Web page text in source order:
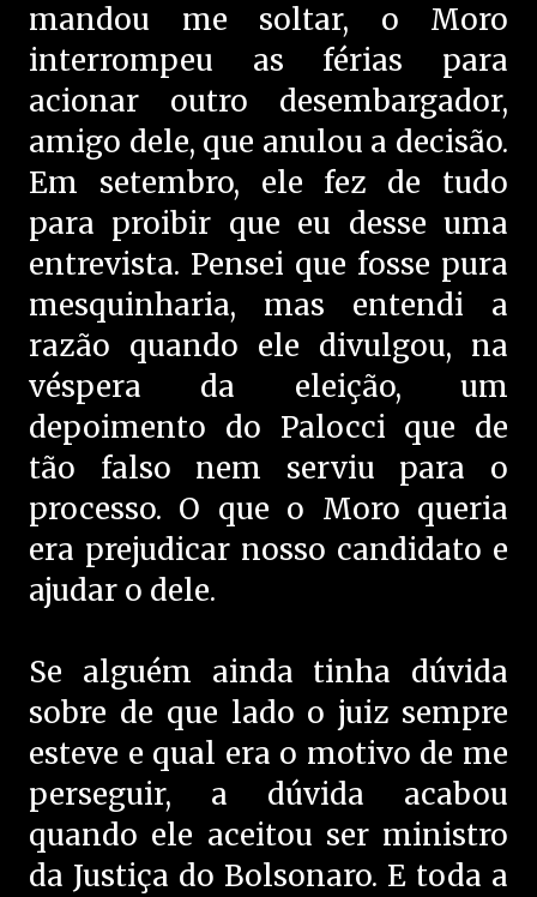
mandou me soltar, o Moro
interrompeu as férias para
acionar outro desembargador,
amigo dele, que anulou a decisão.
Em setembro, ele fez de tudo
para proibir que eu desse uma
entrevista. Pensei que fosse pura
mesquinharia, mas entendi a
razão quando ele divulgou, na
véspera da eleição, um
depoimento do Palocci que de
tão falso nem serviu para o
processo. O que o Moro queria
era prejudicar nosso candidato e
ajudar o dele.
Se alguém ainda tinha dúvida
sobre de que lado o juiz sempre
esteve e qual era o motivo de me
perseguir, a dúvida acabou
quando ele aceitou ser ministro
da Justiça do Bolsonaro. E toda a